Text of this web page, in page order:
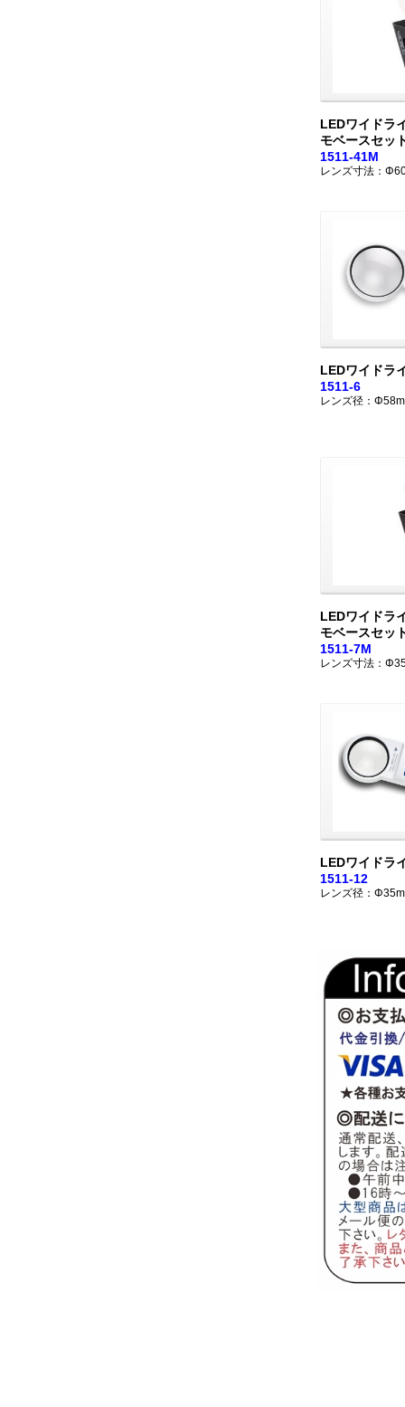
LEDワイドラ
モベースセッ
1511-41M
レンズ寸法：
LEDワイドラ
1511-6
レンズ径：
LEDワイドラ
モベースセッ
1511-7M
レンズ寸法：
LEDワイドラ
1511-12
レンズ径：